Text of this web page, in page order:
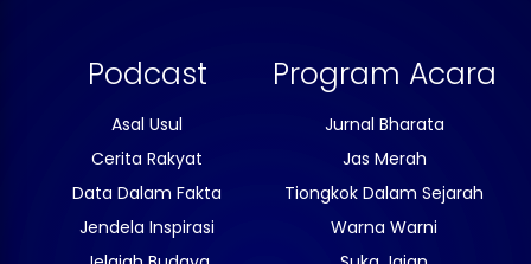
Podcast
Asal Usul
Cerita Rakyat
Data Dalam Fakta
Jendela Inspirasi
Program Acara
Jurnal Bharata
Jas Merah
Tiongkok Dalam Sejarah
Warna Warni